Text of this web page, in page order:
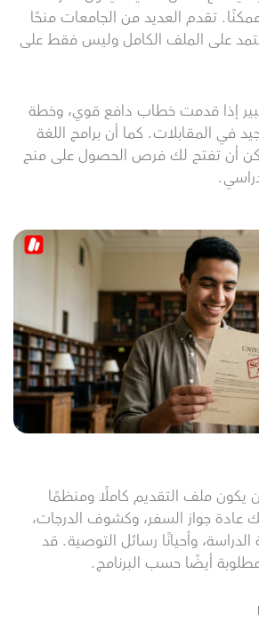
تقدم العديد من الجامعات منحًا
على الملف الكامل وليس فقط على
إذا قدمت خطاب دافع قوي، وخطة
في المقابلات. كما أن برامج اللغة
أن تفتح لك فرص الحصول على منح
يكون ملف التقديم كاملًا ومنظمًا
جواز السفر، وكشوف الدرجات،
وأحيانًا رسائل التوصية. قد
أيضًا حسب البرنامج.